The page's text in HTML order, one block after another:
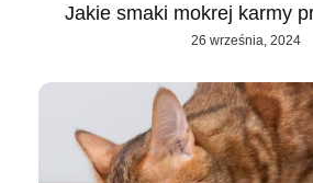
Jakie smaki mokrej karmy
26 września, 2024